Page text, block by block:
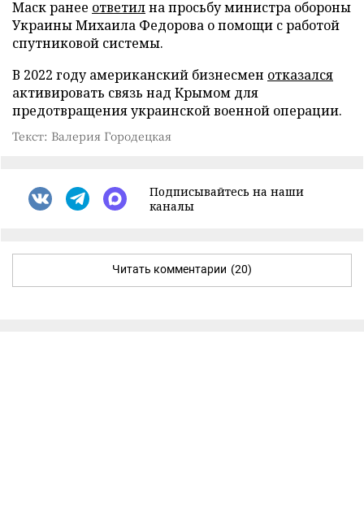
Маск ранее ответилна просьбу министра обороны
Украины Михаила Федорова о помощи с работой
спутниковой системы.
В 2022 году американский бизнесмен отказался
активировать связь над Крымом для
предотвращения украинской военной операции.
Текст: Валерия Городецкая
Подписывайтесь на наши
каналы
Читать комментарии (20)